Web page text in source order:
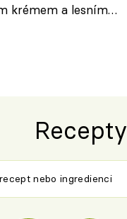
krémem a lesním
Bread Society
Recepty